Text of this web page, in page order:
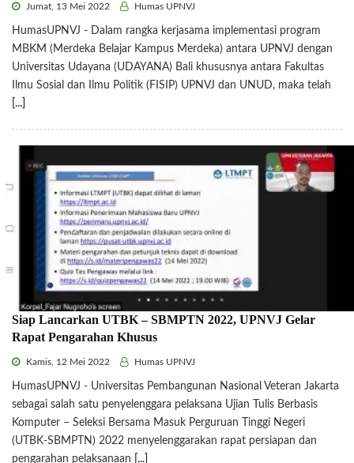
Jumat, 13 Mei 2022 Humas UPNVJ
HumasUPNVJ - Dalam rangka kerjasama implementasi program
MBKM (Merdeka Belajar Kampus Merdeka) antara UPNVJ dengan
Universitas Udayana (UDAYANA) Bali khususnya antara Fakultas
Ilmu Sosial dan Ilmu Politik (FISIP) UPNVJ dan UNUD, maka telah
[...]
Siap Lancarkan UTBK – SBMPTN 2022, UPNVJ Gelar
Rapat Pengarahan Khusus
Kamis, 12 Mei 2022 Humas UPNVJ
HumasUPNVJ - Universitas Pembangunan Nasional Veteran Jakarta
sebagai salah satu penyelenggara pelaksana Ujian Tulis Berbasis
Komputer – Seleksi Bersama Masuk Perguruan Tinggi Negeri
(UTBK-SBMPTN) 2022 menyelenggarakan rapat persiapan dan
pengarahan pelaksanaan
[...]